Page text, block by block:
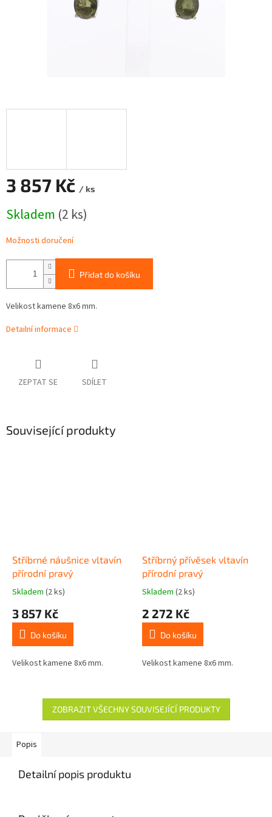
3 857 Kč / ks
cena:
Skladem (2 ks)
Možnosti doručení
Přidat do košíku
Velikost kamene 8x6 mm.
Detailní informace
ZEPTAT SE SDÍLET
Související produkty
Stříbrné náušnice vltavín
přírodní pravý
Skladem (2 ks)
3 857 Kč
Do košíku
Velikost kamene 8x6 mm.
Stříbrný přívěsek vltavín
přírodní pravý
Skladem (2 ks)
2 272 Kč
Do košíku
Velikost kamene 8x6 mm.
ZOBRAZIT VŠECHNY SOUVISEJÍCÍ PRODUKTY
Popis
Detailní popis produktu